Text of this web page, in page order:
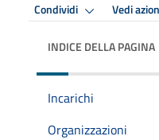
Condividi Vedi
INDICE DELLA PAGINA
Incarichi
Organizzazioni